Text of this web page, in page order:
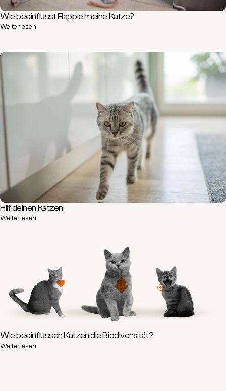
Wie beeinflusst Flappie meine Katze?
Weiterlesen
Hilf deinen Katzen!
Weiterlesen
Wie beeinflussen Katzen die Biodiversität?
Weiterlesen